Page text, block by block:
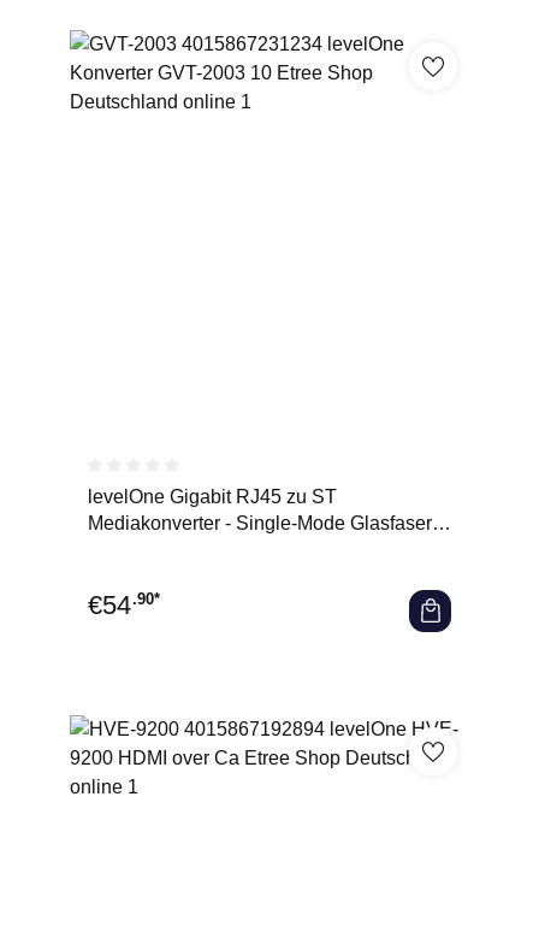
Durchschnittliche Bewertung von 0 von 5 Sternen
levelOne Gigabit RJ45 zu ST
Mediakonverter - Single-Mode Glasfaser -
€54.90*